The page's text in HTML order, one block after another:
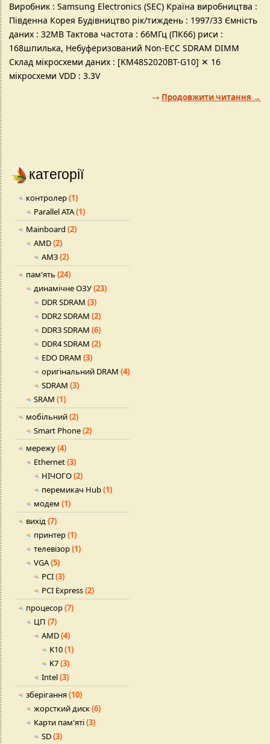
Виробник : Samsung Electronics (SEC) Країна виробництва :
Південна Корея Будівництво рік/тиждень : 1997/33 Ємність
даних : 32MB Тактова частота : 66МГц (ПК66) риси :
168шпилька, Небуферизований Non-ECC SDRAM DIMM
Склад мікросхеми даних : [KM48S2020BT-G10] ✕ 16
мікросхеми VDD : 3.3V
Продовжити читання →
категорії
контролер(1)
Parallel ATA(1)
Mainboard (2)
AMD(2)
AM3(2)
пам'ять (24)
динамічне ОЗУ(23)
DDR SDRAM (3)
DDR2 SDRAM (2)
DDR3 SDRAM (6)
DDR4 SDRAM (2)
EDO DRAM (3)
оригінальний DRAM (4)
SDRAM (3)
SRAM (1)
мобільний(2)
Smart Phone(2)
мережу(4)
Ethernet(3)
НІЧОГО(2)
перемикач Hub(1)
модем (1)
вихід(7)
принтер(1)
телевізор(1)
VGA(5)
PCI(3)
PCI Express(2)
процесор(7)
ЦП (7)
AMD(4)
K10(1)
K7(3)
Intel(3)
зберігання(10)
жорсткий диск(6)
Карти пам'яті(3)
SD(3)